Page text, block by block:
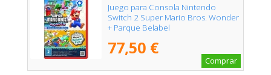
Juego para Consola Nintendo
Switch 2 Super Mario Bros. Wonder
+ Parque Belabel
77,50 €
Comprar